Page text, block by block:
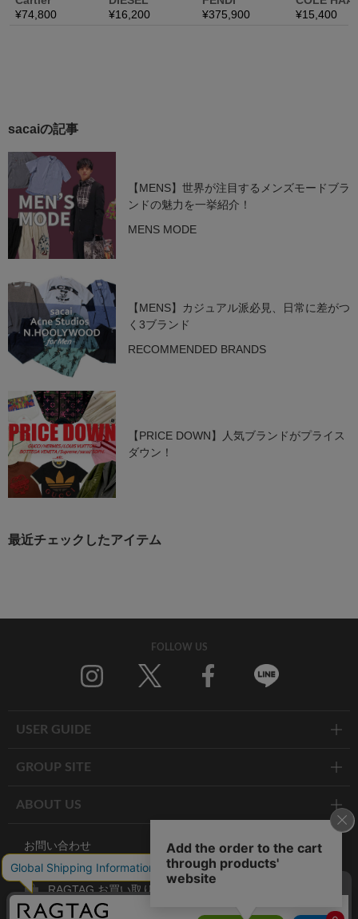
sacaiの記事
【MENS】世界が注目するメンズモードブラ
ンドの魅力を一挙紹介！
MENS MODE
【MENS】カジュアル派必見、日常に差がつ
く3ブランド
RECOMMENDED BRANDS
【PRICE DOWN】人気ブランドがプライス
ダウン！
最近チェックしたアイテム
FOLLOW US
USER GUIDE
GROUP SITE
ABOUT US
お問い合わせ
RAGTAG お買い取りサイト